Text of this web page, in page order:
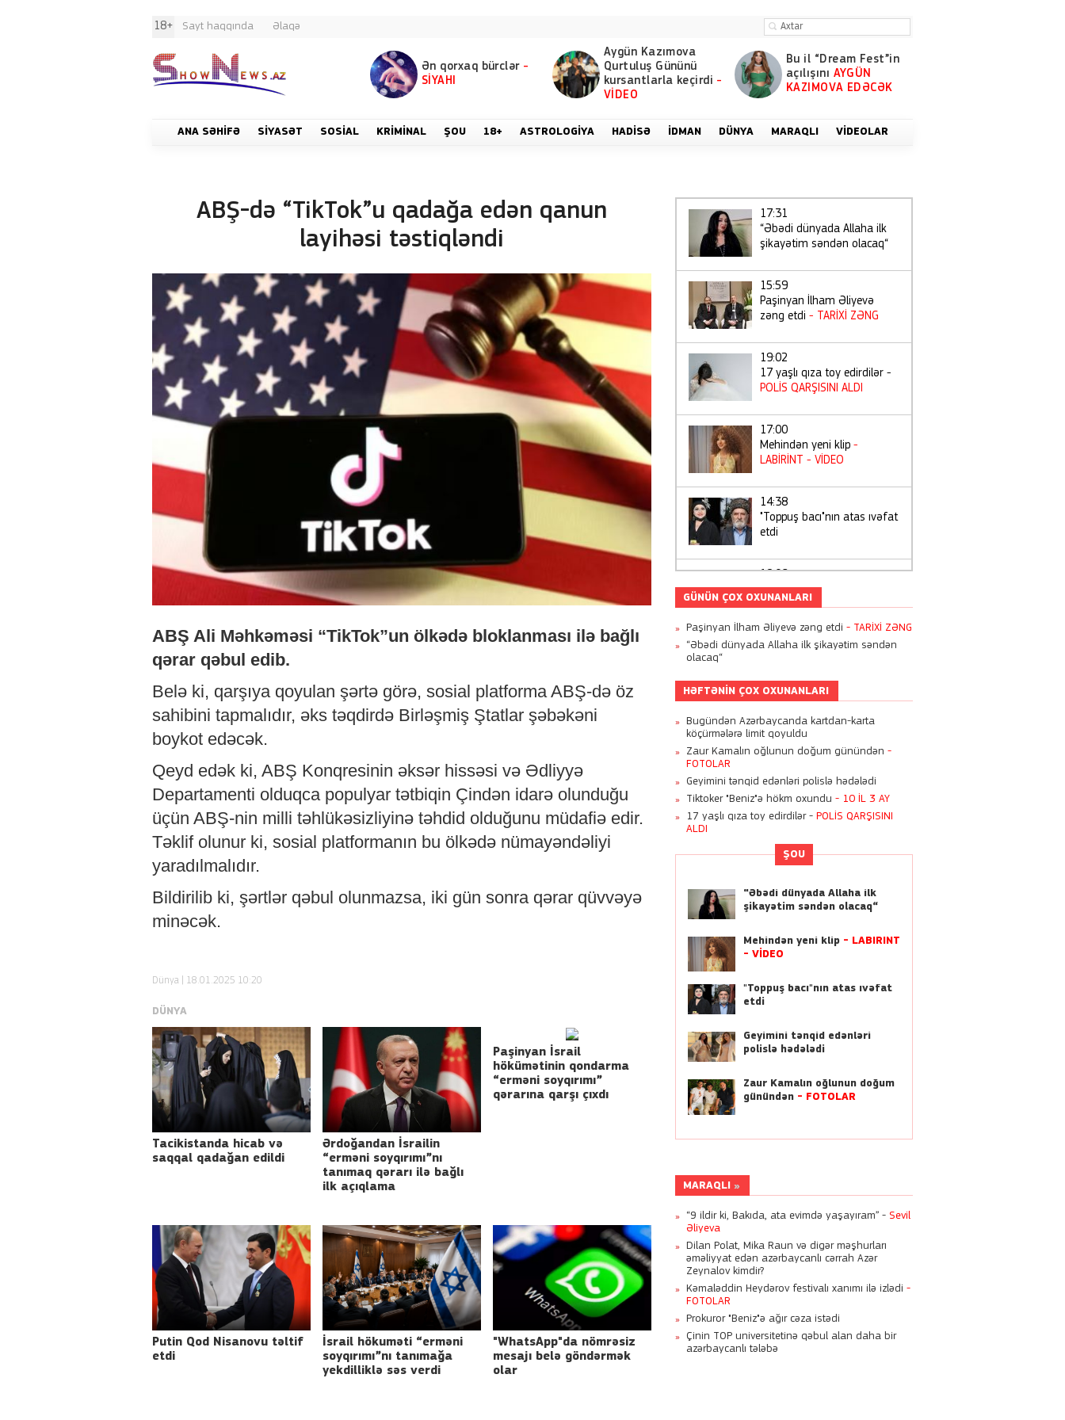
18+ Sayt haqqında Əlaqə
Ən qorxaq bürclər -
SİYAHI
Aygün Kazımova
Qurtuluş Gününü
kursantlarla keçirdi -
VİDEO
Bu il “Dream Fest”in
açılışını AYGÜN
KAZIMOVA EDƏCƏK
ANA SƏHIFƏ SIYASƏT SOSIAL KRIMINAL ŞOU 18+ ASTROLOGIYA HADISƏ İDMAN DÜNYA MARAQLI VIDEOLAR
ABŞ-də “TikTok”u qadağa edən qanun
layihəsi təstiqləndi
ABŞ Ali Məhkəməsi “TikTok”un ölkədə bloklanması ilə bağlı
qərar qəbul edib.
Belə ki, qarşıya qoyulan şərtə görə, sosial platforma ABŞ-də öz
sahibini tapmalıdır, əks təqdirdə Birləşmiş Ştatlar şəbəkəni
boykot edəcək.
Qeyd edək ki, ABŞ Konqresinin əksər hissəsi və Ədliyyə
Departamenti olduqca populyar tətbiqin Çindən idarə olunduğu
üçün ABŞ-nin milli təhlükəsizliyinə təhdid olduğunu müdafiə edir.
Təklif olunur ki, sosial platformanın bu ölkədə nümayəndəliyi
yaradılmalıdır.
Bildirilib ki, şərtlər qəbul olunmazsa, iki gün sonra qərar qüvvəyə
minəcək.
Dünya | 18.01.2025 10:20
DÜNYA
Tacikistanda hicab və
saqqal qadağan edildi
Ərdoğandan İsrailin
“erməni soyqırımı”nı
tanımaq qərarı ilə bağlı
ilk açıqlama
Paşinyan İsrail
hökümətinin qondarma
“erməni soyqırımı”
qərarına qarşı çıxdı
Putin Qod Nisanovu təltif
etdi
İsrail hökuməti “erməni
soyqırımı”nı tanımağa
yekdilliklə səs verdi
"WhatsApp"da nömrəsiz
mesajı belə göndərmək
olar
17:31
“Əbədi dünyada Allaha ilk
şikayətim səndən olacaq“
15:59
Paşinyan İlham Əliyevə
zəng etdi - TARİXİ ZƏNG
19:02
17 yaşlı qıza toy edirdilər -
POLİS QARŞISINI ALDI
17:00
Mehindən yeni klip -
LABİRİNT - VİDEO
14:38
"Toppuş bacı"nın atas ıvəfat
etdi
19:06
Tiktoker "Beniz"ə hökm
oxundu- 10 İL 3 AY
12:05
11:12
Bugündən Azərbaycanda
kartdan-karta köçürmələrə
22:55
Zaur Kamalın oğlunun
FOTOLAR
“9 ildir ki, Bakıda, ata
evimdə yaşayıram” -Sevil
10:07
dəyişdi
Kriştianu Ronaldo ilə
22:21
21:46
Hüseyn Həsənov 6 il
15:28
Nigarı komaya salan
15:21
Zirzəmisində ölü döl tapılan
GÜNÜN ÇOX OXUNANLARI
Paşinyan İlham Əliyevə zəng etdi - TARİXİ ZƏNG
“Əbədi dünyada Allaha ilk şikayətim səndən
olacaq“
HƏFTƏNIN ÇOX OXUNANLARI
Bugündən Azərbaycanda kartdan-karta
köçürmələrə limit qoyuldu
Zaur Kamalın oğlunun doğum günündən -
FOTOLAR
Geyimini tənqid edənləri polislə hədələdi
Tiktoker "Beniz"ə hökm oxundu - 10 İL 3 AY
17 yaşlı qıza toy edirdilər - POLİS QARŞISINI
ALDI
ŞOU
“Əbədi dünyada Allaha ilk
şikayətim səndən olacaq“
Mehindən yeni klip - LABİRİNT
- VİDEO
"Toppuş bacı"nın atas ıvəfat
etdi
Geyimini tənqid edənləri
polislə hədələdi
Zaur Kamalın oğlunun doğum
günündən - FOTOLAR
MARAQLI
“9 ildir ki, Bakıda, ata evimdə yaşayıram” - Sevil
Əliyeva
Dilan Polat, Mika Raun və digər məşhurları
əməliyyat edən azərbaycanlı cərrah Azər
Zeynalov kimdir?
Kəmaləddin Heydərov festivalı xanımı ilə izlədi -
FOTOLAR
Prokuror "Beniz"ə ağır cəza istədi
Çinin TOP universitetinə qəbul alan daha bir
azərbaycanlı tələbə